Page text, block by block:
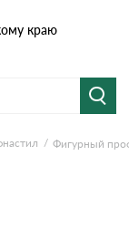
краю
черепицаФигурный